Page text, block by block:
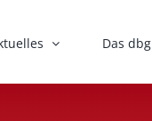
Das dbg